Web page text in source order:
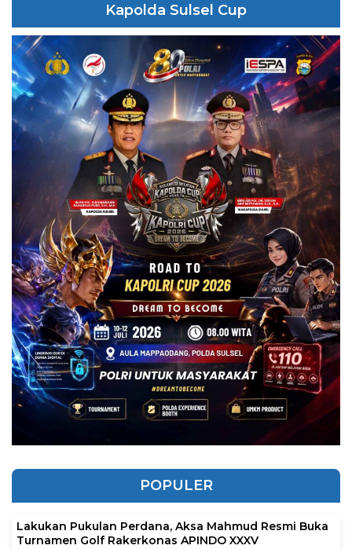
Kapolda Sulsel Cup
POPULER
Lakukan Pukulan Perdana, Aksa Mahmud Resmi Buka
Turnamen Golf Rakerkonas APINDO XXXV